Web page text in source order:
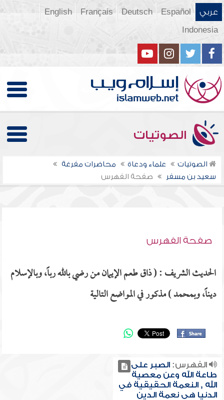
عربي Español
Deutsch
Français
English
Indonesia
الصوتيات
الصوتيات علماء ودعاة
محاضرات مفرغة
سعيد بن مسفر
صفحة الفهرس
صفحة الفهرس
الحديث الشريف : ( ذاق طعم الإيمان من رضي بالله رباً، وبالإسلام
ديناً، وبمحمد ) مذكور في المواضع التالية
الفهرس:الصبر على
طاعة الله وعن معصية
الله , النعمة الحقيقية في
الدنيا هي نعمة الدين